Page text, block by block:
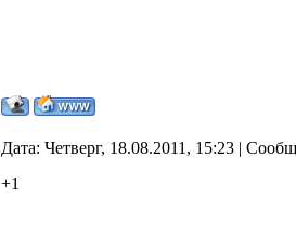
Дата: Четверг, 18.08.2011, 15:23 |
+1